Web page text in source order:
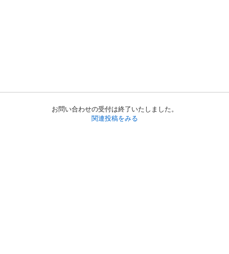
お問い合わせの受付は終了いたしました。
関連投稿をみる